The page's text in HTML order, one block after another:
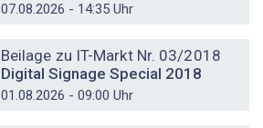
07.08.2026 - 14:35 Uhr
Beilage zu IT-Markt Nr. 03/2018
Digital Signage Special 2018
01.08.2026 - 09:00 Uhr